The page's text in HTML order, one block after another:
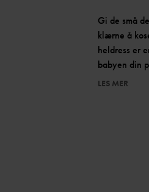
Gi de små
klærne å
heldress er
babyen din
LES MER